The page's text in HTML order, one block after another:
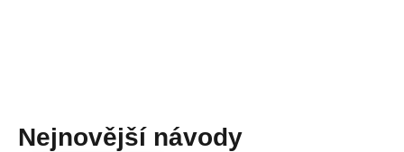
Nejnovější návody